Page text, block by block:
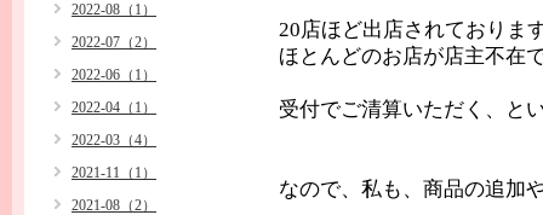
20店ほど出店されておりま
ほとんどのお店が店主不在
受付でご清算いただく、と
なので、私も、商品の追加
2022-08（1）
2022-07（2）
2022-06（1）
2022-04（1）
2022-03（4）
2021-11（1）
2021-08（2）